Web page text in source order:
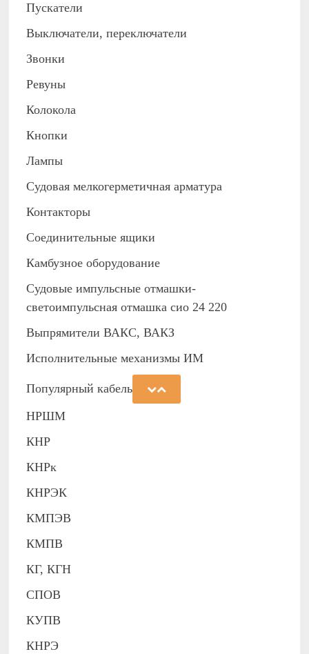
Пускатели
Выключатели, переключатели
Звонки
Ревуны
Колокола
Кнопки
Лампы
Судовая мелкогерметичная арматура
Контакторы
Соединительные ящики
Камбузное оборудование
Судовые импульсные отмашки-
светоимпульсная отмашка сио 24 220
Выпрямители ВАКС, ВАКЗ
Исполнительные механизмы ИМ
Популярный кабель
НРШМ
КНР
КНРк
КНРЭК
КМПЭВ
КМПВ
КГ, КГН
СПОВ
КУПВ
КНРЭ